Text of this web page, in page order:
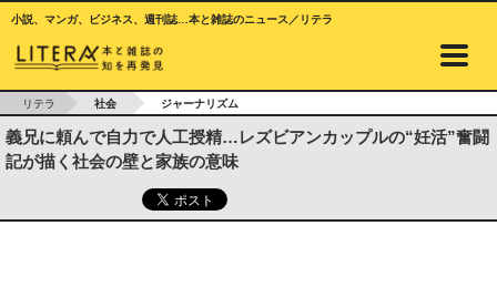
小説、マンガ、ビジネス、週刊誌…本と雑誌のニュース／リテラ
リテラ 社会 ジャーナリズム
義兄に頼んで自力で人工授精…レズビアンカップルの“妊活”奮闘
記が描く社会の壁と家族の意味